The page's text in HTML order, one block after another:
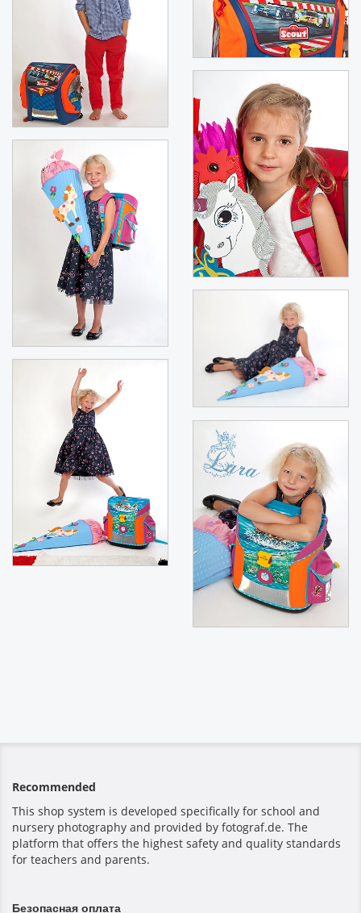
Recommended
This shop system is developed specifically for school and
nursery photography and provided by fotograf.de. The
platform that offers the highest safety and quality standards
for teachers and parents.
Безопасная оплата